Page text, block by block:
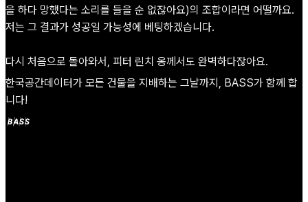
을 하다 망했다는 소리를 들을 순 없잖아요)의 조합이라면 어떨까요.
저는 그 결과가 성공일 가능성에 베팅하겠습니다.
다시 처음으로 돌아와서, 피터 린치 옹께서도 완벽하다잖아요.
한국공간데이터가 모든 건물을 지배하는 그날까지, BASS가 함께 합
니다!